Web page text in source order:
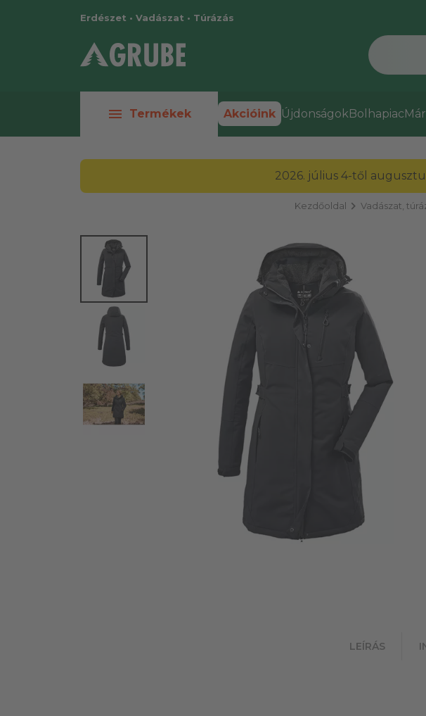
Erdészet • Vadászat • Túrázás
menu Termékek Akcióink ÚjdonságokBolhapiac
2026. július 4-től
Kezdőoldal chevron_right Vadászat,
LEÍRÁS